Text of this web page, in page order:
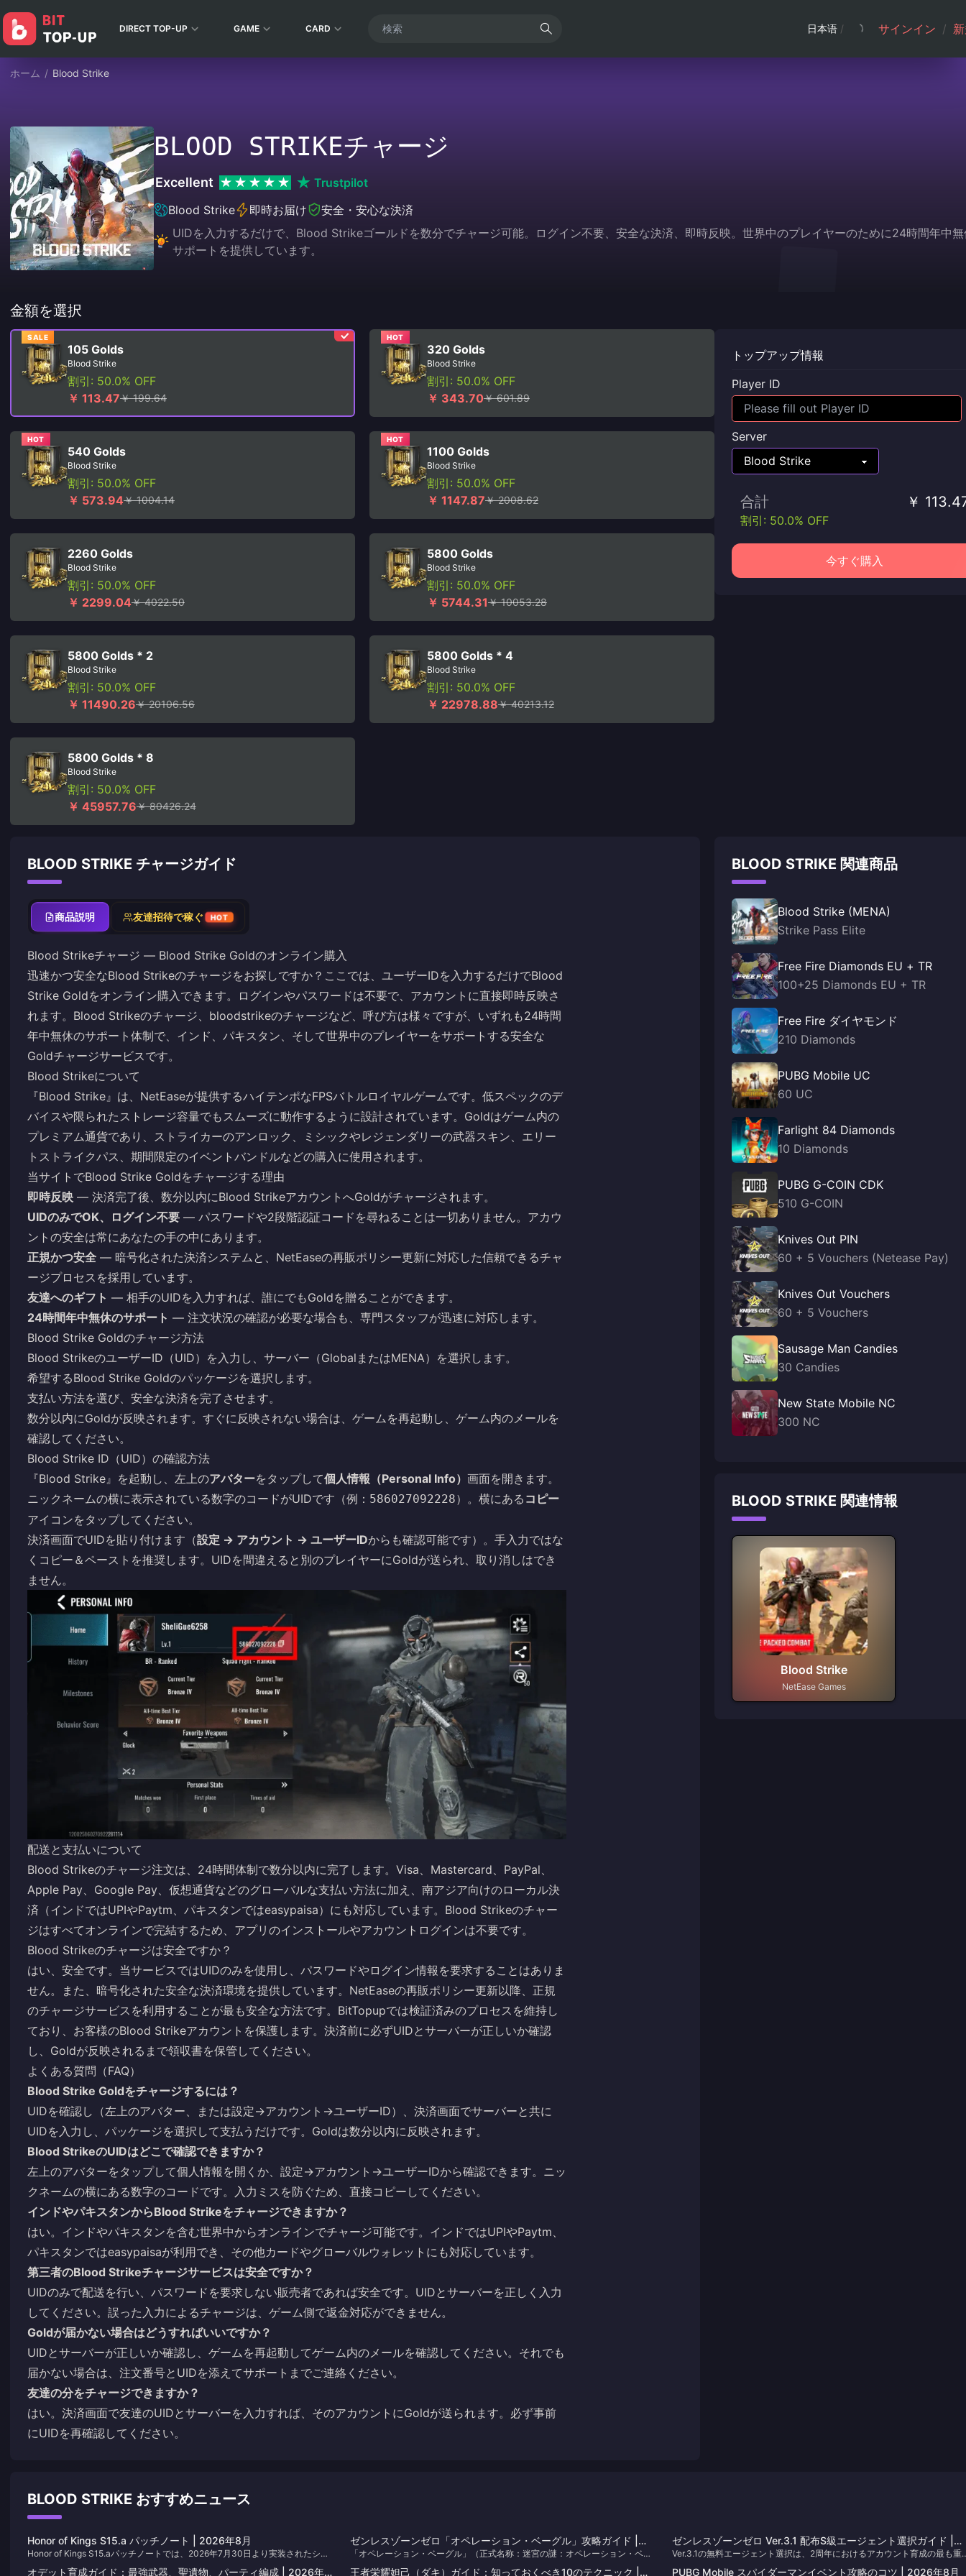
DIRECT TOP-UP GAME CARD 日本语 / サインイン /
ホーム / Blood Strike
BLOOD STRIKEチャージ
Excellent
Trustpilot
Blood Strike
即時お届け
安全・安心な決済
UIDを入力するだけで、Blood Strikeゴールドを数分でチャージ可能。ログイン不要、安全な決済、即時反映。世界中のプレイヤーのために24時間年中
サポートを提供しています。
金額を選択
SALE
105 Golds
Blood Strike
割引: 50.0% OFF
￥ 113.47￥ 199.64
HOT
320 Golds
Blood Strike
割引: 50.0% OFF
￥ 343.70￥ 601.89
HOT
540 Golds
Blood Strike
割引: 50.0% OFF
￥ 573.94￥ 1004.14
HOT
1100 Golds
Blood Strike
割引: 50.0% OFF
￥ 1147.87￥ 2008.62
2260 Golds
Blood Strike
割引: 50.0% OFF
￥ 2299.04￥ 4022.50
5800 Golds
Blood Strike
割引: 50.0% OFF
￥ 5744.31￥ 10053.28
5800 Golds * 2
Blood Strike
割引: 50.0% OFF
￥ 11490.26￥ 20106.56
5800 Golds * 4
Blood Strike
割引: 50.0% OFF
￥ 22978.88￥ 40213.12
5800 Golds * 8
Blood Strike
割引: 50.0% OFF
￥ 45957.76￥ 80426.24
トップアップ情報
Player ID
Server
合計 ￥
割引: 50.0% OFF
今すぐ購入
BLOOD STRIKE チャージガイド
商品説明 友達招待で稼ぐ HOT
Blood Strikeチャージ — Blood Strike Goldのオンライン購入
迅速かつ安全なBlood Strikeのチャージをお探しですか？ここでは、ユーザーIDを入力するだけでBlood
Strike Goldをオンライン購入できます。ログインやパスワードは不要で、アカウントに直接即時反映さ
れます。Blood Strikeのチャージ、bloodstrikeのチャージなど、呼び方は様々ですが、いずれも24時間
年中無休のサポート体制で、インド、パキスタン、そして世界中のプレイヤーをサポートする安全な
Goldチャージサービスです。
Blood Strikeについて
『Blood Strike』は、NetEaseが提供するハイテンポなFPSバトルロイヤルゲームです。低スペックのデ
バイスや限られたストレージ容量でもスムーズに動作するように設計されています。Goldはゲーム内の
プレミアム通貨であり、ストライカーのアンロック、ミシックやレジェンダリーの武器スキン、エリー
トストライクパス、期間限定のイベントバンドルなどの購入に使用されます。
当サイトでBlood Strike Goldをチャージする理由
即時反映 — 決済完了後、数分以内にBlood StrikeアカウントへGoldがチャージされます。
UIDのみでOK、ログイン不要 — パスワードや2段階認証コードを尋ねることは一切ありません。アカウ
ントの安全は常にあなたの手の中にあります。
正規かつ安全 — 暗号化された決済システムと、NetEaseの再販ポリシー更新に対応した信頼できるチャ
ージプロセスを採用しています。
友達へのギフト — 相手のUIDを入力すれば、誰にでもGoldを贈ることができます。
24時間年中無休のサポート — 注文状況の確認が必要な場合も、専門スタッフが迅速に対応します。
Blood Strike Goldのチャージ方法
Blood StrikeのユーザーID（UID）を入力し、サーバー（GlobalまたはMENA）を選択します。
希望するBlood Strike Goldのパッケージを選択します。
支払い方法を選び、安全な決済を完了させます。
数分以内にGoldが反映されます。すぐに反映されない場合は、ゲームを再起動し、ゲーム内のメールを
確認してください。
Blood Strike ID（UID）の確認方法
『Blood Strike』を起動し、左上のアバターをタップして個人情報（Personal Info） 画面を開きます。
ニックネームの横に表示されている数字のコードがUIDです（例： 586027092228）。横にある コピー
アイコンをタップしてください。
決済画面でUIDを貼り付けます（設定 → アカウント → ユーザーIDからも確認可能です）。手入力ではな
くコピー＆ペーストを推奨します。UIDを間違えると別のプレイヤーにGoldが送られ、取り消しはでき
ません。
配送と支払いについて
Blood Strikeのチャージ注文は、24時間体制で数分以内に完了します。Visa、Mastercard、PayPal、
Apple Pay、Google Pay、仮想通貨などのグローバルな支払い方法に加え、南アジア向けのローカル決
済（インドではUPIやPaytm、パキスタンではeasypaisa）にも対応しています。Blood Strikeのチャー
ジはすべてオンラインで完結するため、アプリのインストールやアカウントログインは不要です。
Blood Strikeのチャージは安全ですか？
はい、安全です。当サービスではUIDのみを使用し、パスワードやログイン情報を要求することはありま
せん。また、暗号化された安全な決済環境を提供しています。NetEaseの再販ポリシー更新以降、正規
のチャージサービスを利用することが最も安全な方法です。BitTopupでは検証済みのプロセスを維持し
ており、お客様のBlood Strikeアカウントを保護します。決済前に必ずUIDとサーバーが正しいか確認
し、Goldが反映されるまで領収書を保管してください。
よくある質問（FAQ）
Blood Strike Goldをチャージするには？
UIDを確認し（左上のアバター、または設定→アカウント→ユーザーID）、決済画面でサーバーと共に
UIDを入力し、パッケージを選択して支払うだけです。Goldは数分以内に反映されます。
Blood StrikeのUIDはどこで確認できますか？
左上のアバターをタップして個人情報を開くか、設定→アカウント→ユーザーIDから確認できます。ニッ
クネームの横にある数字のコードです。入力ミスを防ぐため、直接コピーしてください。
インドやパキスタンからBlood Strikeをチャージできますか？
はい。インドやパキスタンを含む世界中からオンラインでチャージ可能です。インドではUPIやPaytm、
パキスタンではeasypaisaが利用でき、その他カードやグローバルウォレットにも対応しています。
第三者のBlood Strikeチャージサービスは安全ですか？
UIDのみで配送を行い、パスワードを要求しない販売者であれば安全です。UIDとサーバーを正しく入力
してください。誤った入力によるチャージは、ゲーム側で返金対応ができません。
Goldが届かない場合はどうすればいいですか？
UIDとサーバーが正しいか確認し、ゲームを再起動してゲーム内のメールを確認してください。それでも
届かない場合は、注文番号とUIDを添えてサポートまでご連絡ください。
友達の分をチャージできますか？
はい。決済画面で友達のUIDとサーバーを入力すれば、そのアカウントにGoldが送られます。必ず事前
にUIDを再確認してください。
BLOOD STRIKE 関連商品
Blood Strike (MENA)
Strike Pass Elite
Free Fire Diamonds EU + TR
100+25 Diamonds EU + TR
Free Fire ダイヤモンド
210 Diamonds
PUBG Mobile UC
60 UC
Farlight 84 Diamonds
10 Diamonds
PUBG G-COIN CDK
510 G-COIN
Knives Out PIN
60 + 5 Vouchers (Netease Pay)
Knives Out Vouchers
60 + 5 Vouchers
Sausage Man Candies
30 Candies
New State Mobile NC
300 NC
BLOOD STRIKE 関連情報
Blood Strike
NetEase Games
BLOOD STRIKE おすすめニュース
Honor of Kings S15.a パッチノート | 2026年8月
Honor of Kings S15.aパッチノートでは、2026年7月30日より実装されたシー
ズン15初となるシーズン中期のバランス調整についてお伝えします。このペー
ゼンレスゾーンゼロ「オペレーション・ベーグル」攻略ガイド |
2026年8月
「オペレーション・ベーグル」（正式名称：迷宮の謎：オペレーション・ベー
グル）は、バージョン3.1で実装された『ゼンレスゾーンゼロ』の常設脱出モー
ゼンレスゾーンゼロ Ver.3.1 配布S級エージェント選択ガイド |
2026年8月
Ver.3.1の無料エージェント選択は、2周年におけるアカウント育成の最も重
な決定となります。「マルセル記念ギフト」のプールから、限定S級エージ
オデット育成ガイド：最強武器、聖遺物、パーティ編成 | 2026年8 王者栄耀妲己（ダキ）ガイド：知っておくべき10のテクニック | PUBG Mobile スパイダーマンイベント攻略のコツ | 2026年8月